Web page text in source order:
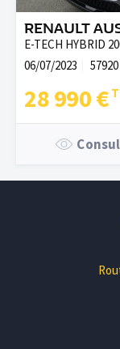
RENAULT
E-TECH HYBRID
06/07/2023
28 990 €